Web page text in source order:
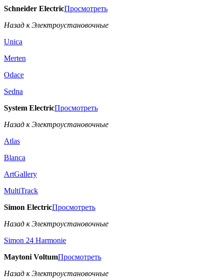
Schneider ElectricПросмотреть
Назад к Электроустановочные
Unica
Merten
Odace
Sedna
System ElectricПросмотреть
Назад к Электроустановочные
Atlas
Blanca
ArtGallery
MultiTrack
Simon ElectricПросмотреть
Назад к Электроустановочные
Simon 24 Harmonie
Maytoni VoltumПросмотреть
Назад к Электроустановочные